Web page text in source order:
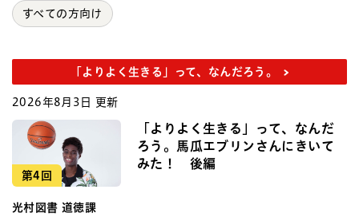
すべての方向け
「よりよく生きる」って、なんだろう。
2026年8月3日 更新
第4回
「よりよく生きる」って、なんだ
ろう。馬瓜エブリンさんにきいて
みた！ 後編
光村図書 道徳課